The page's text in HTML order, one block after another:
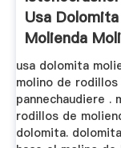
Usa Dolomita
Molienda
Rodillos 2
usa dolomita
molino de rodillos
pannechaudiere .
rodillos de
dolomita.